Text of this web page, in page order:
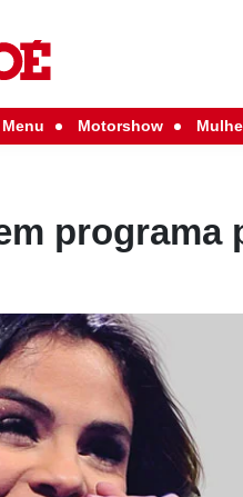
Menu Motorshow
programa